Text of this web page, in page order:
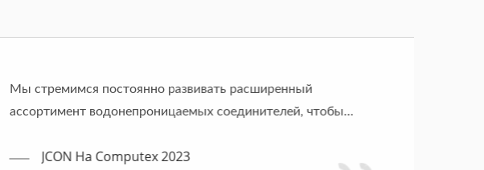
Мы стремимся постоянно развивать расширенный
ассортимент водонепроницаемых соединителей, чтобы
JCON На Computex 2023